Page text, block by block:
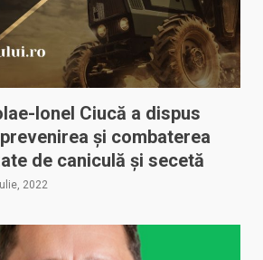
Ionel Ciucă a dispus
și combaterea
de caniculă și secetă
2022